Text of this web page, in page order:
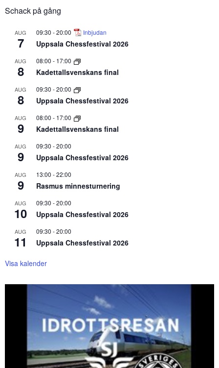
Schack på gång
AUG
7
09:30 -20:00 Inbjudan
Uppsala Chessfestival 2026
AUG
8
08:00 - 17:00
Kadettallsvenskans final
AUG
8
09:30 -20:00
Uppsala Chessfestival 2026
AUG
9
08:00 - 17:00
Kadettallsvenskans final
AUG
9
09:30 -20:00
Uppsala Chessfestival 2026
AUG
9
13:00 -22:00
Rasmus minnesturnering
AUG
10
09:30 -20:00
Uppsala Chessfestival 2026
AUG
11
09:30 -20:00
Uppsala Chessfestival 2026
Visa kalender